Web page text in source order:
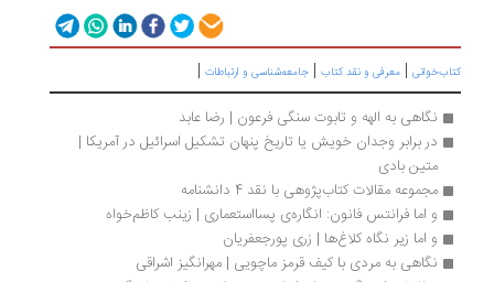
|معرفی و نقد کتاب|جامعه‌شناسی و ارتباطات |
نگاهی به الهه و تابوت سنگی فرعون | رضا عابد
در برابر وجدان خویش یا تاریخ پنهان تشکیل اسرائیل در آمریکا |
متین بادی
مجموعه مقالات کتاب‌پژوهی با نقد 4 دانشنامه
و اما فرانتس فانون: انگاره‌ی پسااستعماری | زینب کاظم‌خواه
و اما زیر نگاه کلاغ‌ها | زری پورجعفریان
نگاهی به مردی با کیف قرمز ماچویی | مهرانگیز اشراقی